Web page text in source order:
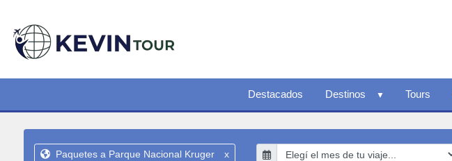
Destacados Destinos Tours
Paquetes a Parque Nacional Kruger x